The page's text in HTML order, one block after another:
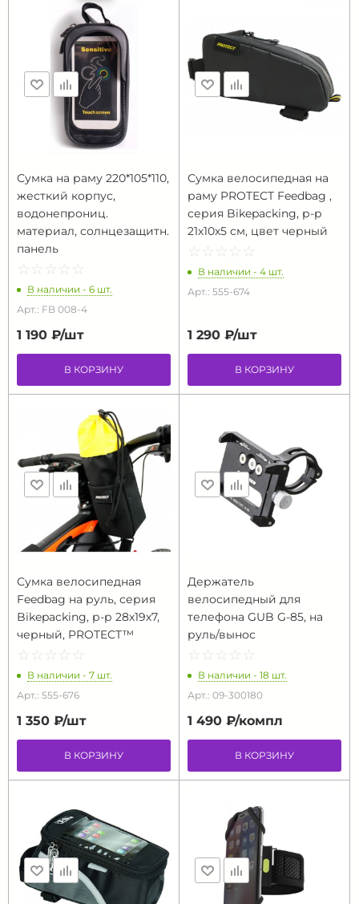
Сумка на раму 220*105*110,
жесткий корпус,
водонепрониц.
материал, солнцезащитн.
панель
☆ ☆ ☆ ☆ ☆
★ ★ ★ ★ ★
В наличии - 6 шт.
Арт.: FB 008-4
1 190 ₽/шт
В КОРЗИНУ
Сумка велосипедная на
раму PROTECT Feedbag ,
серия Bikepacking, р-р
21х10х5 см, цвет черный
☆ ☆ ☆ ☆ ☆
★ ★ ★ ★ ★
В наличии - 4 шт.
Арт.: 555-674
1 290 ₽/шт
В КОРЗИНУ
Сумка велосипедная
Feedbag на руль, серия
Bikepacking, р-р 28х19х7,
черный, PROTECT™
☆ ☆ ☆ ☆ ☆
★ ★ ★ ★ ★
В наличии - 7 шт.
Арт.: 555-676
1 350 ₽/шт
В КОРЗИНУ
Держатель
велосипедный для
телефона GUB G-85, на
руль/вынос
☆ ☆ ☆ ☆ ☆
★ ★ ★ ★ ★
В наличии - 18 шт.
Арт.: 09-300180
1 490 ₽/компл
В КОРЗИНУ